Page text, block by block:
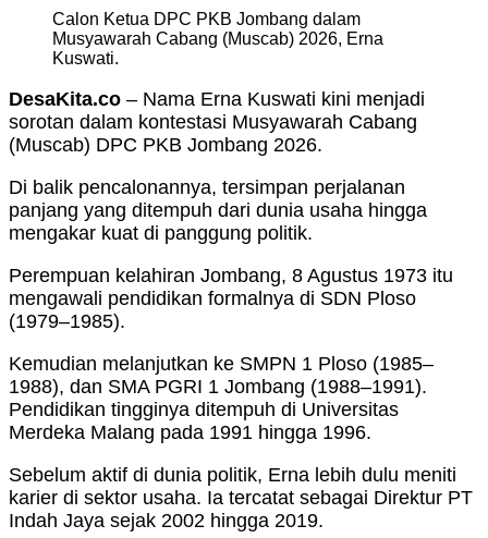
Calon Ketua DPC PKB Jombang dalam
Musyawarah Cabang (Muscab) 2026, Erna
Kuswati.
DesaKita.co – Nama Erna Kuswati kini menjadi
sorotan dalam kontestasi Musyawarah Cabang
(Muscab) DPC PKB Jombang 2026.
Di balik pencalonannya, tersimpan perjalanan
panjang yang ditempuh dari dunia usaha hingga
mengakar kuat di panggung politik.
Perempuan kelahiran Jombang, 8 Agustus 1973 itu
mengawali pendidikan formalnya di SDN Ploso
(1979–1985).
Kemudian melanjutkan ke SMPN 1 Ploso (1985–
1988), dan SMA PGRI 1 Jombang (1988–1991).
Pendidikan tingginya ditempuh di Universitas
Merdeka Malang pada 1991 hingga 1996.
Sebelum aktif di dunia politik, Erna lebih dulu meniti
karier di sektor usaha. Ia tercatat sebagai Direktur PT
Indah Jaya sejak 2002 hingga 2019.